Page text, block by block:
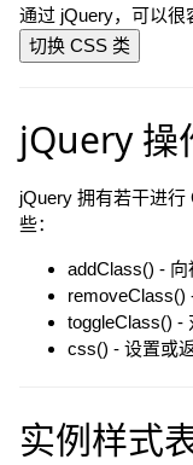
通过 jQuery，可以很
切换 CSS 类
jQuery 操
jQuery 拥有若干进
些：
addClass() -
removeClass()
toggleClass() -
css() - 设置或
实例样式